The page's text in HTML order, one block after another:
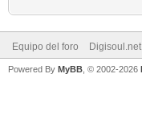
Equipo del foro Digisoul.net
Powered By MyBB , © 2002-2026